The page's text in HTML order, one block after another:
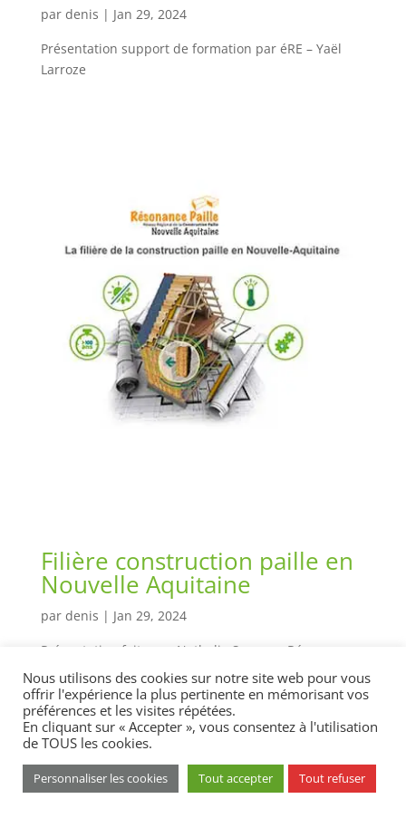
par denis | Jan 29, 2024
Présentation support de formation par éRE – Yaël
Larroze
Filière construction paille en
Nouvelle Aquitaine
par denis | Jan 29, 2024
Présentation faite par Nathalie Samson, Résonance
Paille
« Entrées précédentes
Mentions légales
Cookies
Politique de confidentialité
© 2023 - Parc naturel régional du Marais poitevin
Nous utilisons des cookies sur notre site web pour vous
offrir l'expérience la plus pertinente en mémorisant vos
préférences et les visites répétées.
En cliquant sur « Accepter », vous consentez à l'utilisation
de TOUS les cookies.
Personnaliser les cookies Tout accepter Tout refuser